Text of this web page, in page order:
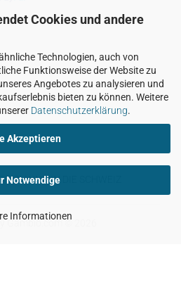
Cookies und andere
Technologien, auch von
Funktionsweise der Website zu
Angebotes zu analysieren und
bieten zu können. Weitere
Datenschutzerklärung.
Akzeptieren
Notwendige
Informationen
UND IN DIE SCHWEIZ
Gambio.com © 2026